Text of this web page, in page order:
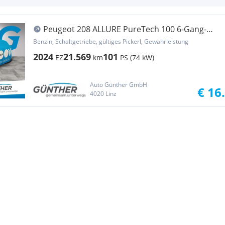
Peugeot 208 ALLURE PureTech 100 6-Gang-
Manuell
Benzin, Schaltgetriebe, gültiges Pickerl, Gewährleistung
2024 EZ21.569 km101 PS (74 kW)
Auto Günther GmbH
4020 Linz
€